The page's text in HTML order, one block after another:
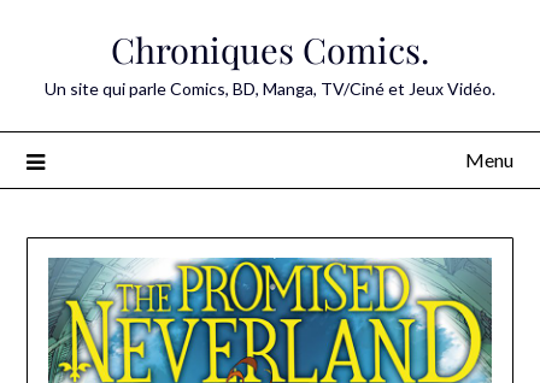
Chroniques Comics.
Un site qui parle Comics, BD, Manga, TV/Ciné et Jeux Vidéo.
Menu